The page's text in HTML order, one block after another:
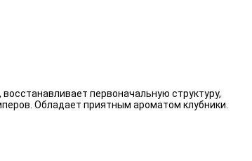
первоначальную структуру,
Обладает приятным ароматом клубники.